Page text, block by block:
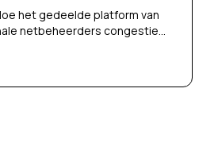
het gedeelde platform van
netbeheerders congestie